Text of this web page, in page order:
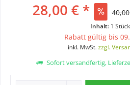
28,00 € *
Inhalt: 1 Stück
Rabatt gültig bis
inkl. MwSt.zzgl.
Sofort versandfertig,